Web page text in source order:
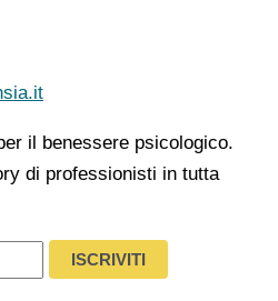
il benessere psicologico.
di professionisti in tutta
ISCRIVITI